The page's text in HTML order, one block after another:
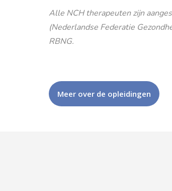
Alle NCH therapeuten zijn
(Nederlandse Federatie
RBNG.
Meer over de opleidingen